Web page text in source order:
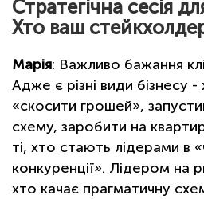
Стратегічна сесія
Хто ваш
Марія: Важливо бажання
Адже є різні види бізнесу
«скосити грошей»,
схему, заробити на
ті, хто стають лідерами в
конкуренції». Лідером на
хто качає прагматичну